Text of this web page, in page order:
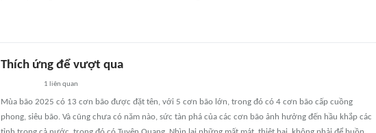
Thích ứng để vượt qua
1 liên quan
Mùa bão 2025 có 13 cơn bão được đặt tên, với 5 cơn bão lớn, trong đó có 4 cơn bão cấp cuồng
phong, siêu bão. Và cũng chưa có năm nào, sức tàn phá của các cơn bão ảnh hưởng đến hầu khắp các